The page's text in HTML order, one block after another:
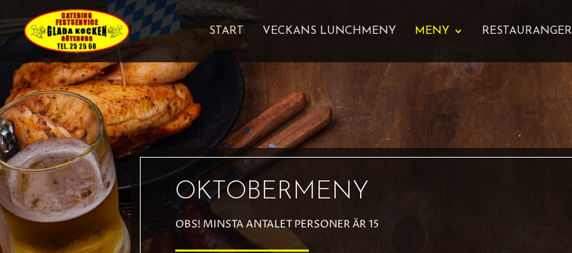
START VECKANS LUNCHMENY MENY RESTAURANGER
OKTOBERMENY
OBS! MINSTA ANTALET PERSONER ÄR 15